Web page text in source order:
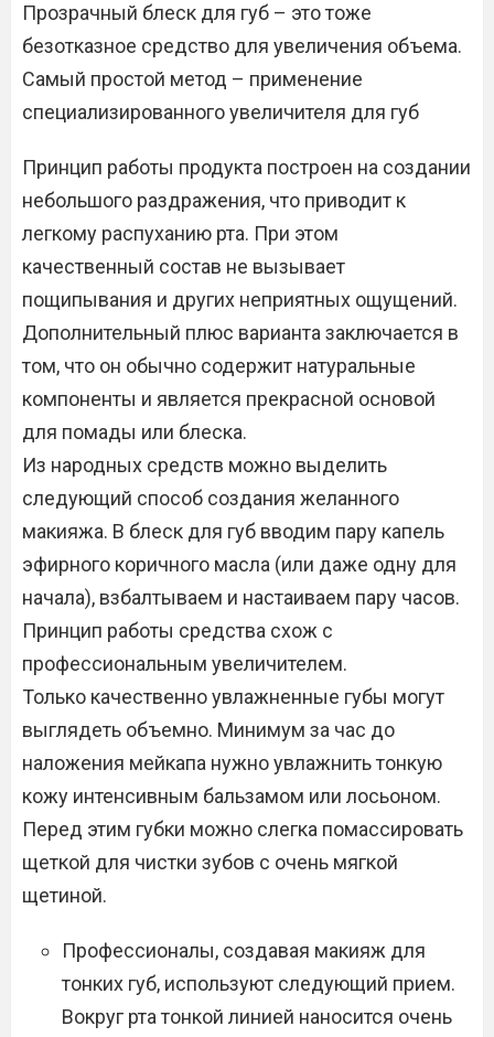
Прозрачный блеск для губ – это тоже
безотказное средство для увеличения объема.
Самый простой метод – применение
специализированного увеличителя для губ
Принцип работы продукта построен на создании
небольшого раздражения, что приводит к
легкому распуханию рта. При этом
качественный состав не вызывает
пощипывания и других неприятных ощущений.
Дополнительный плюс варианта заключается в
том, что он обычно содержит натуральные
компоненты и является прекрасной основой
для помады или блеска.
Из народных средств можно выделить
следующий способ создания желанного
макияжа. В блеск для губ вводим пару капель
эфирного коричного масла (или даже одну для
начала), взбалтываем и настаиваем пару часов.
Принцип работы средства схож с
профессиональным увеличителем.
Только качественно увлажненные губы могут
выглядеть объемно. Минимум за час до
наложения мейкапа нужно увлажнить тонкую
кожу интенсивным бальзамом или лосьоном.
Перед этим губки можно слегка помассировать
щеткой для чистки зубов с очень мягкой
щетиной.
Профессионалы, создавая макияж для
тонких губ, используют следующий прием.
Вокруг рта тонкой линией наносится очень